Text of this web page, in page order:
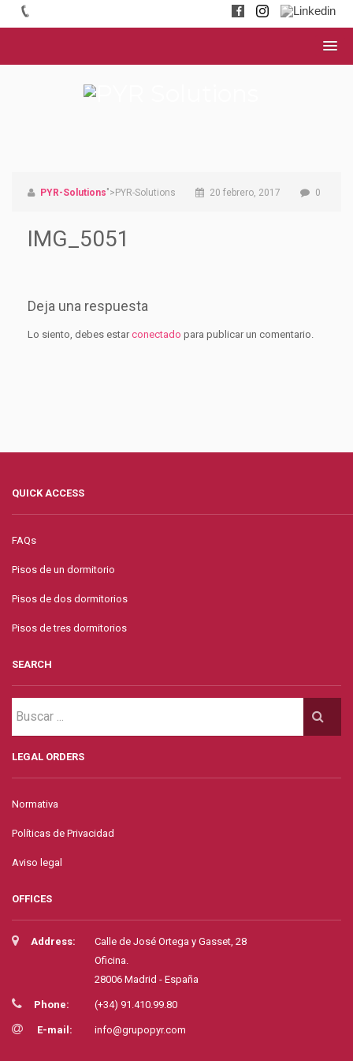
PYR-Solutions">PYR-Solutions 20 febrero, 2017 0
IMG_5051
Deja una respuesta
Lo siento, debes estarconectado para publicar un comentario.
QUICK ACCESS
FAQs
Pisos de un dormitorio
Pisos de dos dormitorios
Pisos de tres dormitorios
SEARCH
LEGAL ORDERS
Normativa
Políticas de Privacidad
Aviso legal
OFFICES
Address:
Calle de José Ortega y Gasset, 28
Oficina.
28006 Madrid - España
Phone: (+34) 91.410.99.80
E-mail: info@grupopyr.com